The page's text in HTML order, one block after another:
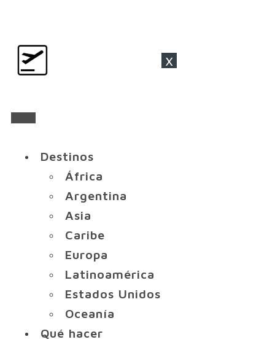
x
Destinos
África
Argentina
Asia
Caribe
Europa
Latinoamérica
Estados Unidos
Oceanía
Qué hacer